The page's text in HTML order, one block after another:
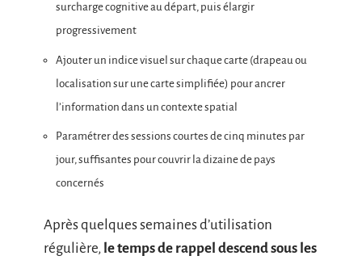
surcharge cognitive au départ, puis élargir
progressivement
Ajouter un indice visuel sur chaque carte (drapeau ou
localisation sur une carte simplifiée) pour ancrer
l’information dans un contexte spatial
Paramétrer des sessions courtes de cinq minutes par
jour, suffisantes pour couvrir la dizaine de pays
concernés
Après quelques semaines d’utilisation
régulière, le temps de rappel descend sous les